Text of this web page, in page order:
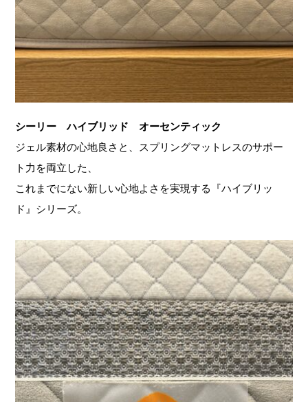
シーリーハイブリッド オーセンティック
ジェル素材の心地良さと、スプリングマットレスのサポー
ト力を両立した、
これまでにない新しい心地よさを実現する『ハイブリッ
ド』シリーズ。